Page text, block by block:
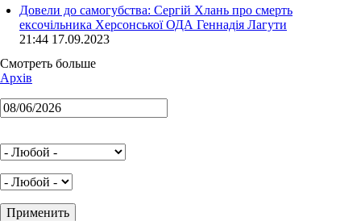
Довели до самогубства: Сергій Хлань про смерть
ексочільника Херсонської ОДА Геннадія Лагути
21:44 17.09.2023
Смотреть больше
Архів